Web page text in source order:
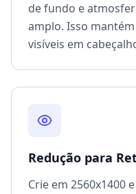
de fundo e
amplo. Isso
visíveis em
Redução para
Crie em 2560x1400